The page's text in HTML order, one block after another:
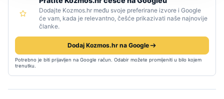
Dodajte Kozmos.hr među svoje preferirane izvore i Google
će vam, kada je relevantno, češće prikazivati naše najnovije
članke.
Dodaj Kozmos.hr na Google
Potrebno je biti prijavljen na Google račun. Odabir možete promijeniti u bilo kojem
trenutku.